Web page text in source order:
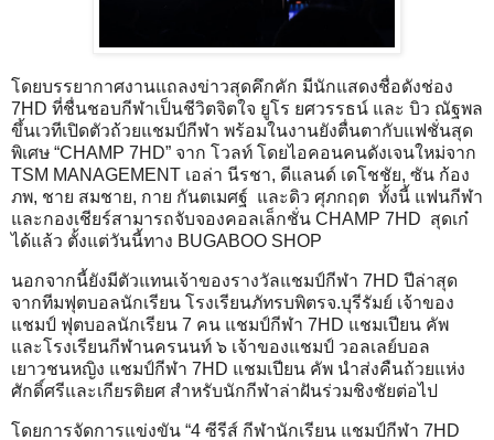
โดยบรรยากาศงานแถลงข่าวสุดคึกคัก มีนักแสดงชื่อดังช่อง
7HD ที่ชื่นชอบกีฬาเป็นชีวิตจิตใจ ยูโร ยศวรรธน์ และ บิว ณัฐพล
ขึ้นเวทีเปิดตัวถ้วยแชมป์กีฬา พร้อมในงานยังตื่นตากับแฟชั่นสุด
พิเศษ “CHAMP 7HD” จาก โวลท์ โดยไอคอนคนดังเจนใหม่จาก
TSM MANAGEMENT เอล่า นีรชา, ดีแลนด์ เดโชชัย, ซัน ก้อง
ภพ, ชาย สมชาย, กาย กันตเมศฐ์ และดิว ศุภกฤต ทั้งนี้ แฟนกีฬา
และกองเชียร์สามารถจับจองคอลเล็กชั่น CHAMP 7HD สุดเก๋
ได้แล้ว ตั้งแต่วันนี้ทาง BUGABOO SHOP
​นอกจากนี้ยังมีตัวแทนเจ้าของรางวัลแชมป์กีฬา 7HD ปีล่าสุด
จากทีมฟุตบอลนักเรียน โรงเรียนภัทรบพิตรจ.บุรีรัมย์ เจ้าของ
แชมป์ ฟุตบอลนักเรียน 7 คน แชมป์กีฬา 7HD แชมเปียน คัพ
และโรงเรียนกีฬานครนนท์ ๖ เจ้าของแชมป์ วอลเลย์บอล
เยาวชนหญิง แชมป์กีฬา 7HD แชมเปียน คัพ นำส่งคืนถ้วยแห่ง
ศักดิ์ศรีและเกียรติยศ สำหรับนักกีฬาล่าฝันร่วมชิงชัยต่อไป
โดยการจัดการแข่งขัน “4 ซีรีส์ กีฬานักเรียน แชมป์กีฬา 7HD